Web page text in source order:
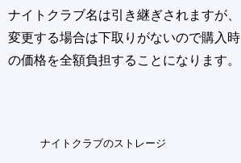
ナイトクラブ名は引き継ぎされますが、
変更する場合は下取りがないので購入時
の価格を全額負担することになります。
ナイトクラブのストレージ